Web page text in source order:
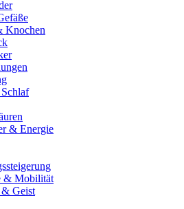
Knochen
& Energie
& Mobilität
Geist